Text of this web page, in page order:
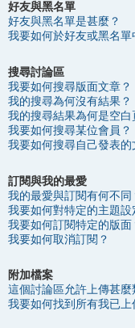
好友與黑名單
好友與黑名單是甚麼？
我要如何於好友或黑名單
搜尋討論區
我要如何搜尋版面文章？
我的搜尋為何沒有結果？
我的搜尋結果為何是空白
我要如何搜尋某位會員？
我要如何搜尋自己發表的
訂閱與我的最愛
我的最愛與訂閱有何不同
我要如何對特定的主題設
我要如何訂閱特定的版面
我要如何取消訂閱？
附加檔案
這個討論區允許上傳甚麼
我要如何找到所有我已上